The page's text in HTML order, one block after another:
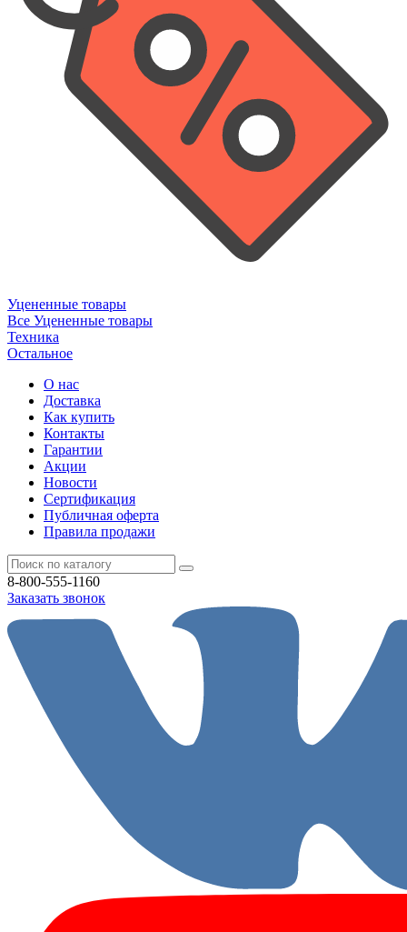
Уцененные товары
Все Уцененные товары
Техника
Остальное
О нас
Доставка
Как купить
Контакты
Гарантии
Акции
Новости
Cертификация
Публичная оферта
Правила продажи
8-800-555-1160
Заказать звонок